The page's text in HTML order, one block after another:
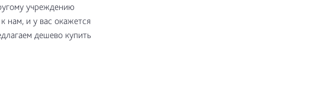
учреждению
нам, и у вас окажется
дешево купить